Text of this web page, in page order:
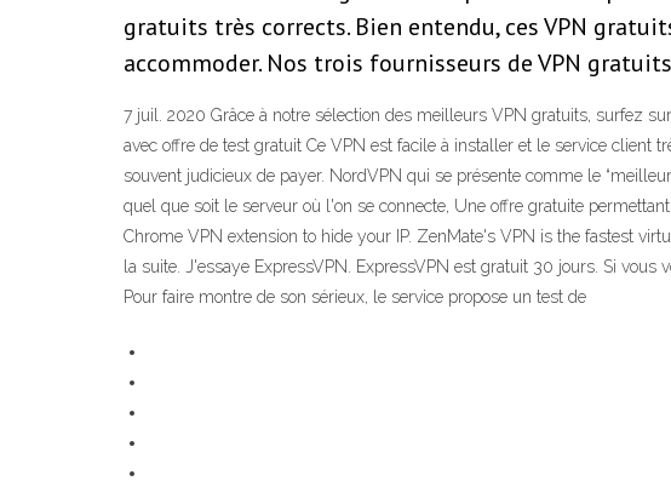
gratuits très corrects. Bien entendu, ces VPN
accommoder. Nos trois fournisseurs de VPN
7 juil. 2020 Grâce à notre sélection des meilleurs VPN gratuits, surfez
avec offre de test gratuit Ce VPN est facile à installer et le service
souvent judicieux de payer. NordVPN qui se présente comme le
quel que soit le serveur où l'on se connecte, Une offre gratuite
Chrome VPN extension to hide your IP. ZenMate's VPN is the fastest
la suite. J'essaye ExpressVPN. ExpressVPN est gratuit 30 jours. Si
Pour faire montre de son sérieux, le service propose un test de